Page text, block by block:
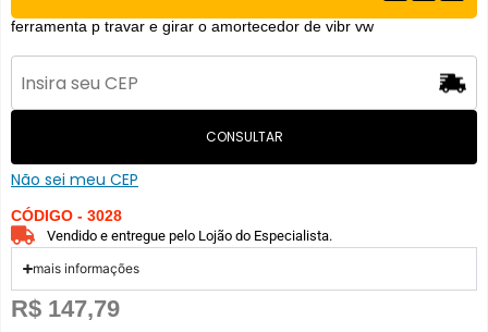
ferramenta p travar e girar o amortecedor de vibr vw
CONSULTAR
Não sei meu CEP
CÓDIGO - 3028
Vendido e entregue pelo Lojão do Especialista.
mais informações
R$ 147,79